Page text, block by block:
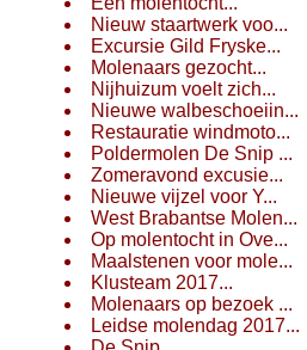
Nieuw staartwerk voo...
Excursie Gild Fryske...
Molenaars gezocht...
Nijhuizum voelt zich...
Nieuwe walbeschoeiin...
Restauratie windmoto...
Poldermolen De Snip ...
Zomeravond excusie...
Nieuwe vijzel voor Y...
West Brabantse Molen...
Op molentocht in Ove...
Maalstenen voor mole...
Klusteam 2017...
Molenaars op bezoek ...
Leidse molendag 2017...